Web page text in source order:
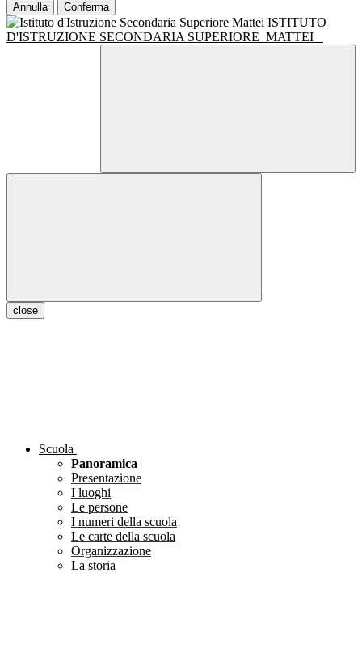
Annulla Conferma
ISTITUTO
D'ISTRUZIONE SECONDARIA SUPERIORE MATTEI
close
Scuola
Panoramica
Presentazione
I luoghi
Le persone
I numeri della scuola
Le carte della scuola
Organizzazione
La storia